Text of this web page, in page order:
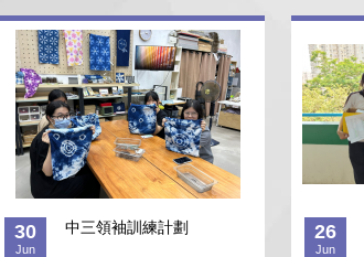
30
Jun
中三領袖訓練計劃 26
Jun